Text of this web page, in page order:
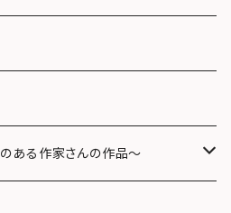
ある作家さんの作品～